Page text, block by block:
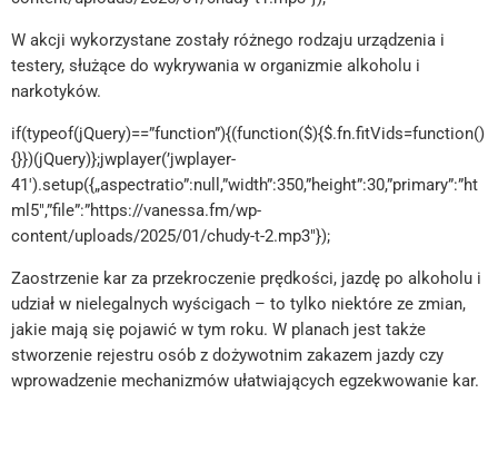
W akcji wykorzystane zostały różnego rodzaju urządzenia i
testery, służące do wykrywania w organizmie alkoholu i
narkotyków.
if(typeof(jQuery)==”function”){(function($){$.fn.fitVids=function()
{}})(jQuery)};jwplayer(’jwplayer-
41′).setup({„aspectratio”:null,”width”:350,”height”:30,”primary”:”ht
ml5″,”file”:”https://vanessa.fm/wp-
content/uploads/2025/01/chudy-t-2.mp3″});
Zaostrzenie kar za przekroczenie prędkości, jazdę po alkoholu i
udział w nielegalnych wyścigach – to tylko niektóre ze zmian,
jakie mają się pojawić w tym roku. W planach jest także
stworzenie rejestru osób z dożywotnim zakazem jazdy czy
wprowadzenie mechanizmów ułatwiających egzekwowanie kar.